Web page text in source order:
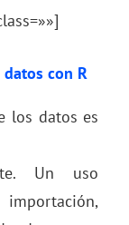
con R
los datos es
Un uso